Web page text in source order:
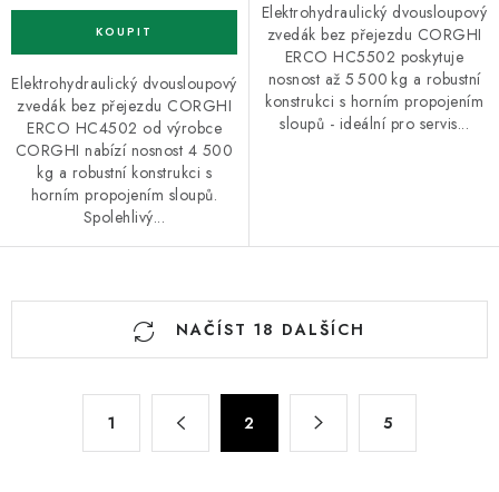
Elektrohydraulický dvousloupový
zvedák bez přejezdu CORGHI
ERCO HC4502 od výrobce
CORGHI nabízí nosnost 4 500
kg a robustní konstrukci s
horním propojením sloupů.
Spolehlivý...
Elektrohydraulický dvousloupový
zvedák bez přejezdu CORGHI
ERCO HC5502 poskytuje
nosnost až 5 500 kg a robustní
konstrukci s horním propojením
sloupů - ideální pro servis...
O
NAČÍST 18 DALŠÍCH
1 2 5